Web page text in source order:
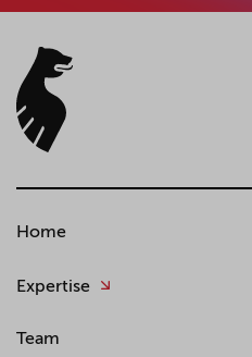
Home
Expertise
Team